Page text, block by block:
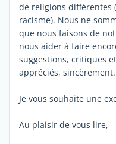
de religions différentes
racisme). Nous ne
que nous faisons de
nous aider à faire
suggestions, critiques
appréciés, sincèrement.
Je vous souhaite une
Au plaisir de vous lire,